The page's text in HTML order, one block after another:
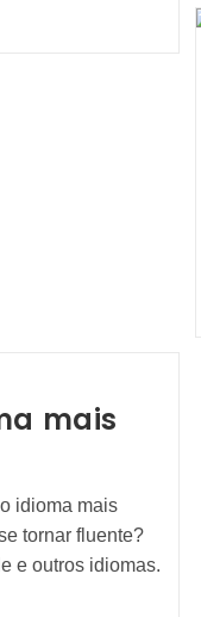
mais
idioma mais
tornar fluente?
e outros idiomas.